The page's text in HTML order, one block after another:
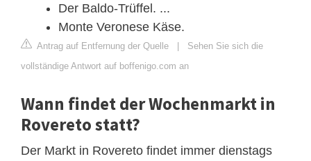
Der Baldo-Trüffel. ...
Monte Veronese Käse.
Antrag auf Entfernung der Quelle | Sehen Sie sich die
vollständige Antwort auf boffenigo.com an
Wann findet der Wochenmarkt in
Rovereto statt?
Der Markt in Rovereto findet immer dienstags